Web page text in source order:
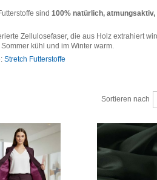
sind 100% natürlich,
Zellulosefaser, die aus Holz extrahiert
kühl und im Winter warm.
Stretch Futterstoffe
Sortieren nach